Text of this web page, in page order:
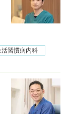
活習慣病内科